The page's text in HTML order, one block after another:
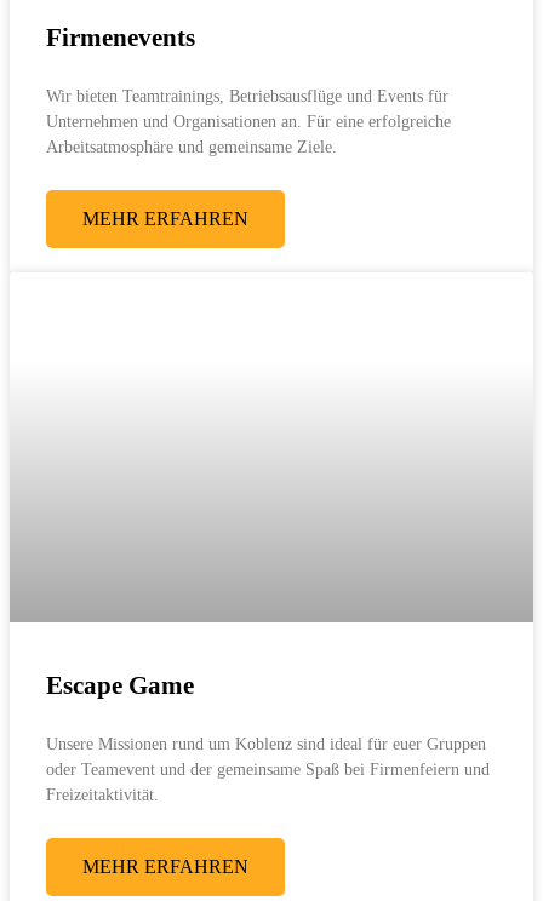
Firmenevents
Wir bieten Teamtrainings, Betriebsausflüge und Events für
Unternehmen und Organisationen an. Für eine erfolgreiche
Arbeitsatmosphäre und gemeinsame Ziele.
MEHR ERFAHREN
Escape Game
Unsere Missionen rund um Koblenz sind ideal für euer Gruppen
oder Teamevent und der gemeinsame Spaß bei Firmenfeiern und
Freizeitaktivität.
MEHR ERFAHREN